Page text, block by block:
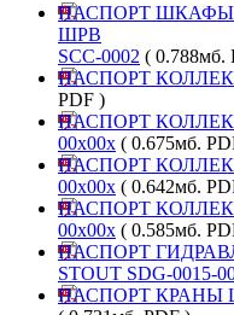
ПАСПОРТ ШКАФЫ
ШРВ
SСС-0002 ( 0.788мб.
ПАСПОРТ
PDF )
ПАСПОРТ
00х00х ( 0.675мб.
ПАСПОРТ
00х00х ( 0.642мб.
ПАСПОРТ
00х00х ( 0.585мб.
ПАСПОРТ
STOUT SDG-0015-
ПАСПОРТ КРАНЫ